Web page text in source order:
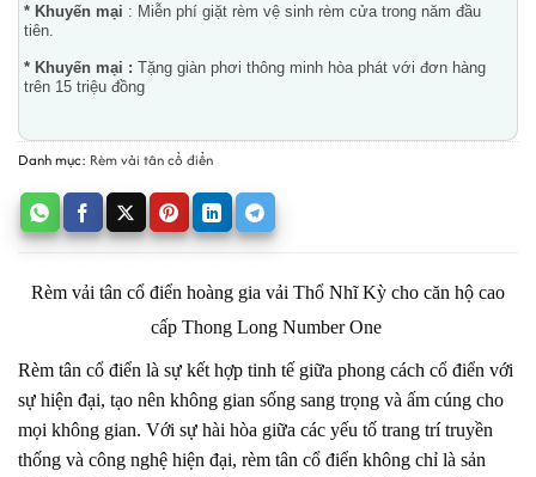
* Khuyến mại : Miễn phí giặt rèm vệ sinh rèm cửa trong năm đầu
tiên.
* Khuyến mại : Tặng giàn phơi thông minh hòa phát với đơn hàng
trên 15 triệu đồng
Danh mục: Rèm vải tân cổ điển
Rèm vải tân cổ điển hoàng gia vải Thổ Nhĩ Kỳ cho căn hộ cao
cấp Thong Long Number One
Rèm tân cổ điển là sự kết hợp tinh tế giữa phong cách cổ điển với
sự hiện đại, tạo nên không gian sống sang trọng và ấm cúng cho
mọi không gian. Với sự hài hòa giữa các yếu tố trang trí truyền
thống và công nghệ hiện đại, rèm tân cổ điển không chỉ là sản